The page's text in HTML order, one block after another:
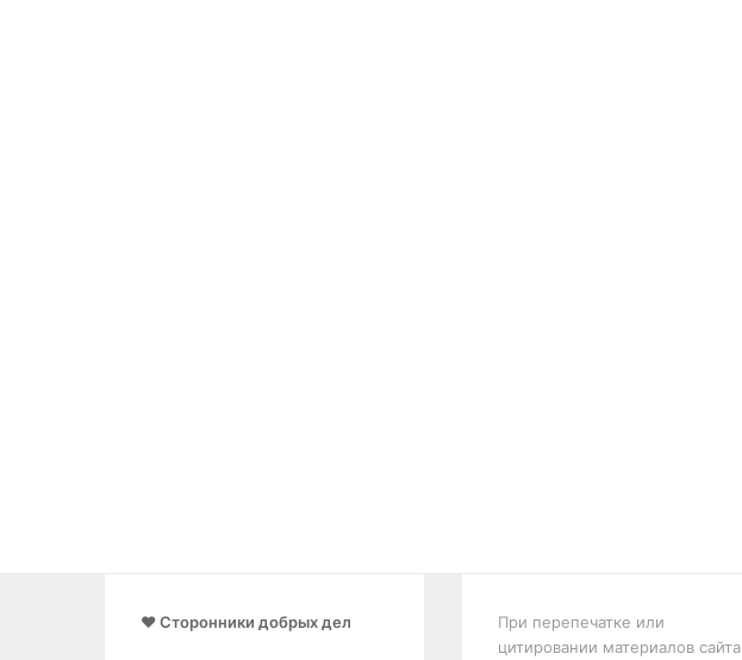
❤️ Сторонники добрых дел
При перепечатке или
цитировании материалов сайта